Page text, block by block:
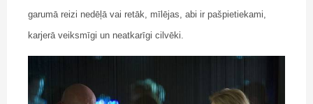
garumā reizi nedēļā vai retāk, mīlējas, abi ir pašpietiekami,
karjerā veiksmīgi un neatkarīgi cilvēki.